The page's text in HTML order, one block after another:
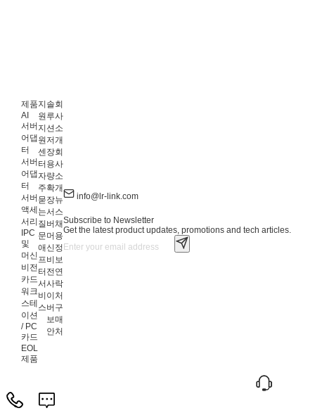
제품
AI
서버
어댑
터
서버
어댑
터
서버
액세
서리
IPC
및
머신
비전
카드
워크
스테
이션
/ PC
카드
EOL
제품
지
원
지
원
센
터
자
주
묻
는
질
문
애
프
터
서
비
스
솔
루
션
저
장
용
량
확
장
서
버
머
신
비
전
사
이
버
보
안
회
사
소
개
회
사
소
개
뉴
스
채
용
정
보
연
락
처
구
매
처
info@lr-link.com
Subscribe to Newsletter
Get the latest product updates, promotions and tech articles.